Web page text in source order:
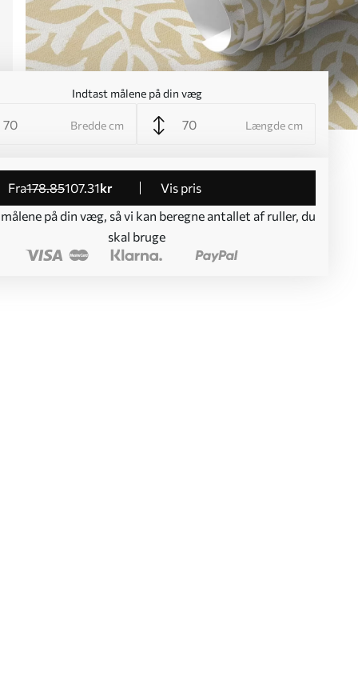
Indtast målene på din væg
Bredde cm Længde cm
fra178.85107.31kr
Vis pris
på din væg, så vi kan beregne antallet af ruller, du
skal bruge